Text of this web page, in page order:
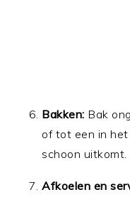
Bakken: Bak
of tot een in
schoon uitkomt.
Afkoelen en